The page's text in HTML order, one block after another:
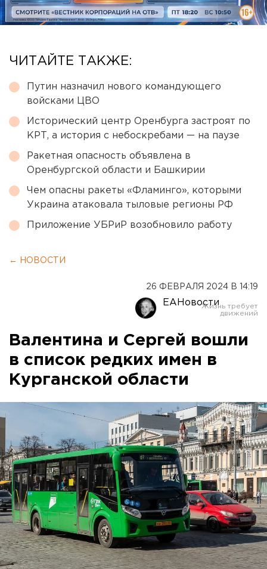
ЧИТАЙТЕ ТАКЖЕ:
Путин назначил нового командующего
войсками ЦВО
Исторический центр Оренбурга застроят по
КРТ, а история с небоскребами — на паузе
Ракетная опасность объявлена в
Оренбургской области и Башкирии
Чем опасны ракеты «Фламинго», которыми
Украина атаковала тыловые регионы РФ
Приложение УБРиР возобновило работу
← НОВОСТИ
26 ФЕВРАЛЯ 2024 В 14:19
ЕАНовости
Валентина и Сергей вошли
в список редких имен в
Курганской области